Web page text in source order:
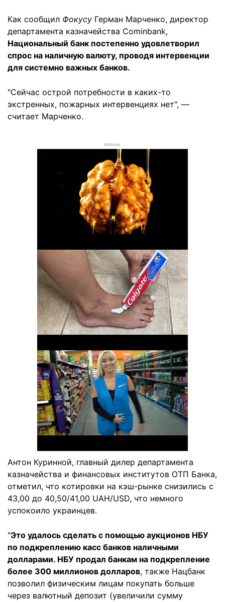
Как сообщил Фокусу Герман Марченко, директор
департамента казначейства Cominbank,
Национальный банк постепенно удовлетворил
спрос на наличную валюту, проводя интервенции
для системно важных банков.
"Сейчас острой потребности в каких-то
экстренных, пожарных интервенциях нет", —
считает Марченко.
РЕКЛАМА
Антон Куринной, главный дилер департамента
казначейства и финансовых институтов ОТП Банка,
отметил, что котировки на кэш-рынке снизились с
43,00 до 40,50/41,00 UAH/USD, что немного
успокоило украинцев.
"Это удалось сделать с помощью аукционов НБУ
по подкреплению касс банков наличными
долларами. НБУ продал банкам на подкрепление
более 300 миллионов долларов, также Нацбанк
позволил физическим лицам покупать больше
через валютный депозит (увеличили сумму